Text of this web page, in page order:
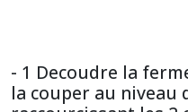
- 1 Decoudre la
la couper au niveau